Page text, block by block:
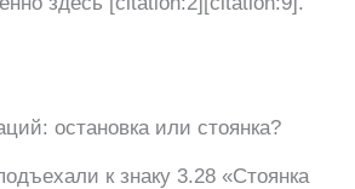
остановка или стоянка?
к знаку 3.28 «Стоянка